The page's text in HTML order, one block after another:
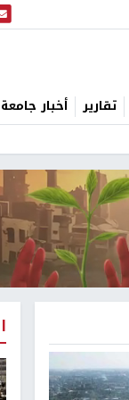
تقارير أخبار